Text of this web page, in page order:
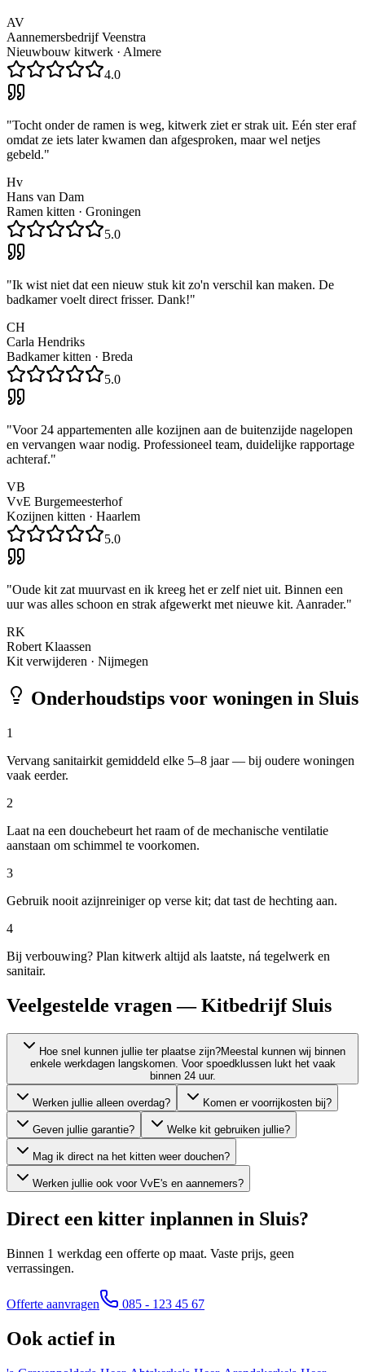
AV
Aannemersbedrijf Veenstra
Nieuwbouw kitwerk · Almere
4.0
"Tocht onder de ramen is weg, kitwerk ziet er strak uit. Eén ster eraf
omdat ze iets later kwamen dan afgesproken, maar wel netjes
gebeld."
Hv
Hans van Dam
Ramen kitten · Groningen
5.0
"Ik wist niet dat een nieuw stuk kit zo'n verschil kan maken. De
badkamer voelt direct frisser. Dank!"
CH
Carla Hendriks
Badkamer kitten · Breda
5.0
"Voor 24 appartementen alle kozijnen aan de buitenzijde nagelopen
en vervangen waar nodig. Professioneel team, duidelijke rapportage
achteraf."
VB
VvE Burgemeesterhof
Kozijnen kitten · Haarlem
5.0
"Oude kit zat muurvast en ik kreeg het er zelf niet uit. Binnen een
uur was alles schoon en strak afgewerkt met nieuwe kit. Aanrader."
RK
Robert Klaassen
Kit verwijderen · Nijmegen
Onderhoudstips voor woningen in Sluis
1
Vervang sanitairkit gemiddeld elke 5–8 jaar — bij oudere woningen
vaak eerder.
2
Laat na een douchebeurt het raam of de mechanische ventilatie
aanstaan om schimmel te voorkomen.
3
Gebruik nooit azijnreiniger op verse kit; dat tast de hechting aan.
4
Bij verbouwing? Plan kitwerk altijd als laatste, ná tegelwerk en
sanitair.
Veelgestelde vragen — Kitbedrijf Sluis
Hoe snel kunnen jullie ter plaatse zijn?Meestal kunnen wij binnen
enkele werkdagen langskomen. Voor spoedklussen lukt het vaak
binnen 24 uur.
Werken jullie alleen overdag? Komen er voorrijkosten bij?
Geven jullie garantie? Welke kit gebruiken jullie?
Mag ik direct na het kitten weer douchen?
Werken jullie ook voor VvE's en aannemers?
Direct een kitter inplannen in Sluis?
Binnen 1 werkdag een offerte op maat. Vaste prijs, geen
verrassingen.
Offerte aanvragen 085 - 123 45 67
Ook actief in